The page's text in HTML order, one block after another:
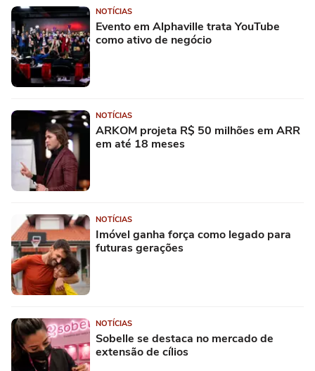
NOTÍCIAS
Evento em Alphaville trata YouTube
como ativo de negócio
NOTÍCIAS
ARKOM projeta R$ 50 milhões em ARR
em até 18 meses
NOTÍCIAS
Imóvel ganha força como legado para
futuras gerações
NOTÍCIAS
Sobelle se destaca no mercado de
extensão de cílios